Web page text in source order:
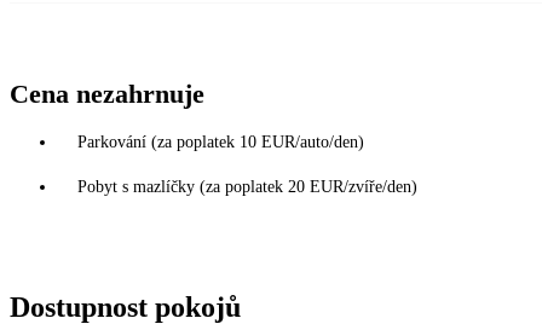
Cena nezahrnuje
Parkování (za poplatek 10 EUR/auto/den)
Pobyt s mazlíčky (za poplatek 20 EUR/zvíře/den)
Dostupnost pokojů